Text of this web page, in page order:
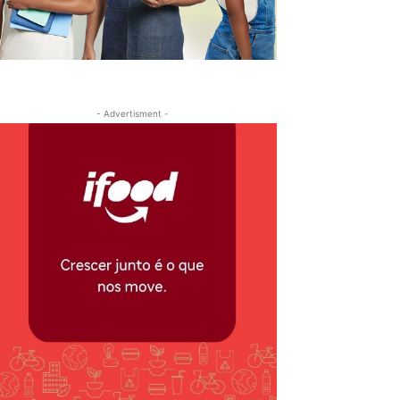
- Advertisment -